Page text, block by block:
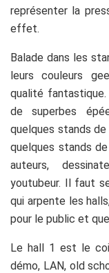
représenter la
effet.
Balade dans les
leurs couleurs
qualité fantastique.
de superbes
quelques stands de
quelques stands
auteurs,
youtubeur. Il faut
qui arpente les
pour le public et
Le hall 1 est le
démo, LAN, old